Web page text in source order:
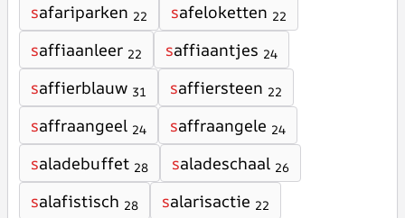
safariparken 22 safeloketten 22
saffiaanleer 22 saffiaantjes 24
saffierblauw 31 saffiersteen 22
saffraangeel 24 saffraangele 24
saladebuffet 28 saladeschaal 26
salafistisch 28 salarisactie 22